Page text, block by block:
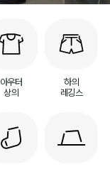
아우터
상의
하의
레깅스